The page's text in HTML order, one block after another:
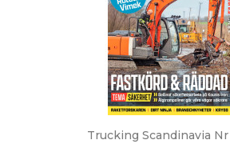
Trucking Scandinavia